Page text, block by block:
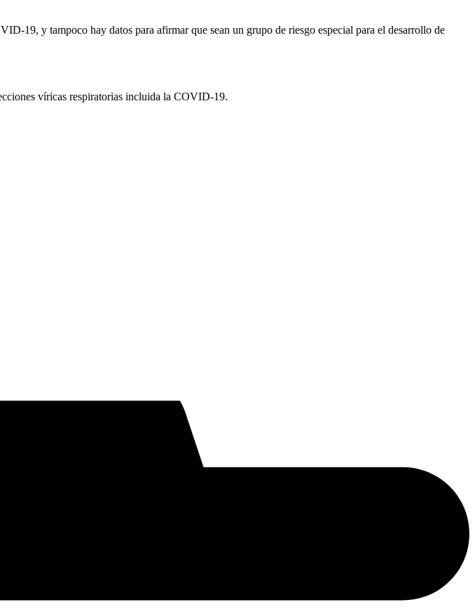
19, y tampoco hay datos para afirmar que sean un grupo de riesgo especial para el desarrollo de
víricas respiratorias incluida la COVID-19.